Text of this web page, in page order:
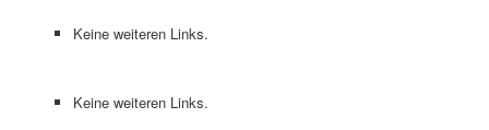
Keine weiteren Links.
Keine weiteren Links.